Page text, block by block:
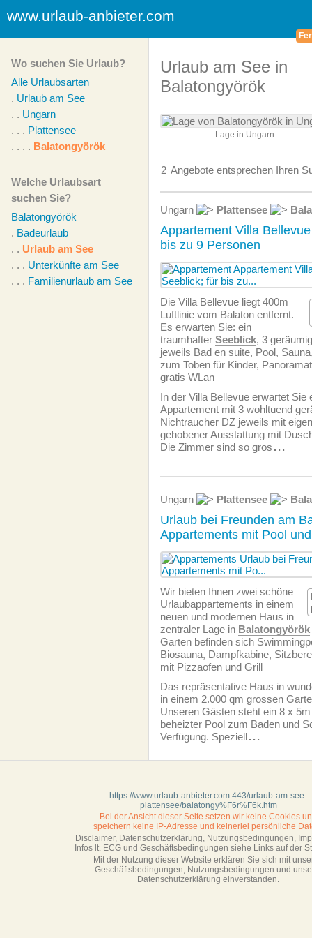
www.urlaub-anbieter.com
Wo suchen Sie Urlaub?
Alle Urlaubsarten
. Urlaub am See
. . Ungarn
. . . Plattensee
. . . . Balatongyörök
Welche Urlaubsart
suchen Sie?
Balatongyörök
. Badeurlaub
. . Urlaub am See
. . . Unterkünfte am See
. . . Familienurlaub am See
Urlaub am See in
Balatongyörök
Lage in Ungarn
2 Angebote entsprechen Ihren
Ungarn Plattensee
Appartement Villa
bis zu 9 Personen
Die Villa Bellevue liegt 400m
Luftlinie vom Balaton entfernt.
Es erwarten Sie: ein
traumhafter Seeblick, 3
jeweils Bad en suite, Pool,
zum Toben für Kinder,
gratis WLan
In der Villa Bellevue erwartet Sie
Appartement mit 3 wohltuend
Nichtraucher DZ jeweils mit
gehobener Ausstattung mit
Die Zimmer sind so gros ...
Ungarn Plattensee
Urlaub bei Freunden am
Appartements mit Pool
Wir bieten Ihnen zwei schöne
Urlaubappartements in einem
neuen und modernen Haus in
zentraler Lage in Balatongyörök
Garten befinden sich
Biosauna, Dampfkabine,
mit Pizzaofen und Grill
Das repräsentative Haus in
in einem 2.000 qm grossen
Unseren Gästen steht ein 8 x
beheizter Pool zum Baden und
Verfügung. Speziell...
https://www.urlaub-anbieter.com:443/urlaub-am-see-
plattensee/balatongy%F6r%F6k.htm
Bei der Ansicht dieser Seite setzen wir keine Cookies
speichern keine IP-Adresse und keinerlei persönliche
Disclaimer, Datenschutzerklärung, Nutzungsbedingungen,
Infos lt. ECG und Geschäftsbedingungen siehe Links auf der
Mit der Nutzung dieser Website erklären Sie sich mit
Geschäftsbedin­gungen, Nutzungsbedingungen und
Datenschutzerklärung einverstanden.